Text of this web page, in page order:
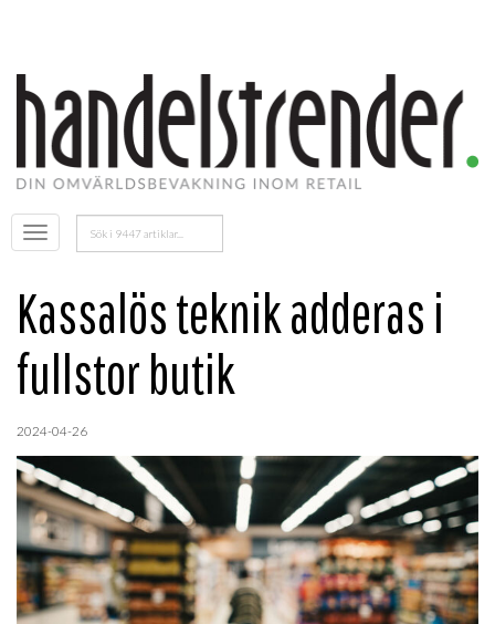
Öppna
menyn
Sök
efter:
Kassalös teknik adderas i
fullstor butik
2024-04-26